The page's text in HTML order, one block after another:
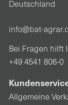
Deutschland
info@bat-
Bei Fragen hilft
+49 4541 806-0
Allgemeine